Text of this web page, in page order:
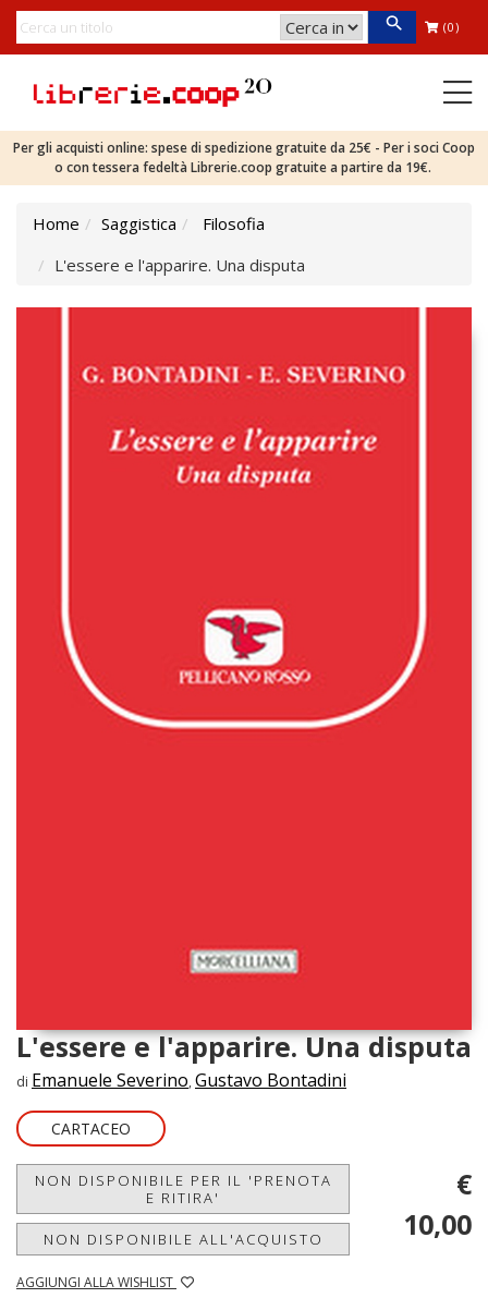
(0)
Per gli acquisti online: spese di spedizione gratuite da 25€ - Per i soci Coop
o con tessera fedeltà Librerie.coop gratuite a partire da 19€.
Home Saggistica
Filosofia
L'essere e l'apparire. Una disputa
L'essere e l'apparire. Una disputa
di Emanuele Severino, Gustavo Bontadini
CARTACEO
NON DISPONIBILE PER IL 'PRENOTA
E RITIRA'
NON DISPONIBILE ALL'ACQUISTO
AGGIUNGI ALLA WISHLIST
€
10,00